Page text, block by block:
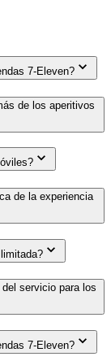
7-Eleven?
de los aperitivos
de la experiencia
servicio para los
7-Eleven?